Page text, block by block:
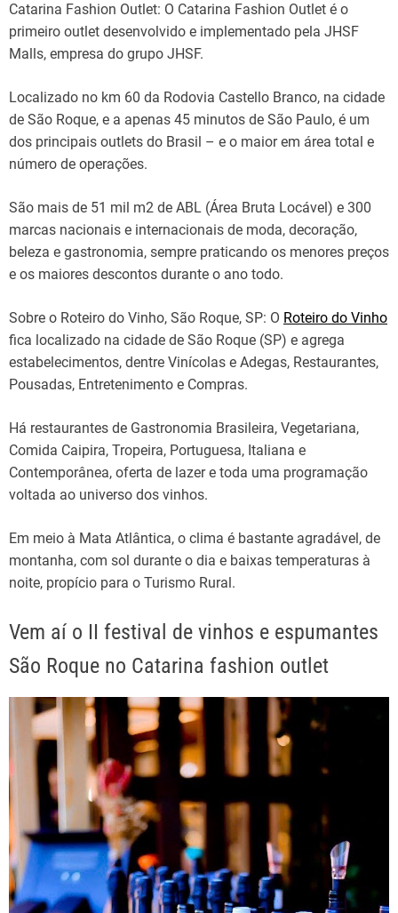
Catarina Fashion Outlet: O Catarina Fashion Outlet é o
primeiro outlet desenvolvido e implementado pela JHSF
Malls, empresa do grupo JHSF.
Localizado no km 60 da Rodovia Castello Branco, na cidade
de São Roque, e a apenas 45 minutos de São Paulo, é um
dos principais outlets do Brasil – e o maior em área total e
número de operações.
São mais de 51 mil m2 de ABL (Área Bruta Locável) e 300
marcas nacionais e internacionais de moda, decoração,
beleza e gastronomia, sempre praticando os menores preços
e os maiores descontos durante o ano todo.
Sobre o Roteiro do Vinho, São Roque, SP: O Roteiro do Vinho
fica localizado na cidade de São Roque (SP) e agrega
estabelecimentos, dentre Vinícolas e Adegas, Restaurantes,
Pousadas, Entretenimento e Compras.
Há restaurantes de Gastronomia Brasileira, Vegetariana,
Comida Caipira, Tropeira, Portuguesa, Italiana e
Contemporânea, oferta de lazer e toda uma programação
voltada ao universo dos vinhos.
Em meio à Mata Atlântica, o clima é bastante agradável, de
montanha, com sol durante o dia e baixas temperaturas à
noite, propício para o Turismo Rural.
Vem aí o II festival de vinhos e espumantes
São Roque no Catarina fashion outlet